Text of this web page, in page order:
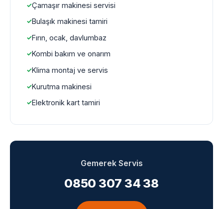
Çamaşır makinesi servisi
Bulaşık makinesi tamiri
Fırın, ocak, davlumbaz
Kombi bakım ve onarım
Klima montaj ve servis
Kurutma makinesi
Elektronik kart tamiri
Gemerek Servis
0850 307 34 38